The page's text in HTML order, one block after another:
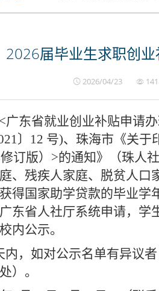
2026届毕业生求职创
2026/04/23
东省就业创业补贴申请
〕12 号)、珠海市《关于
订版） >的通知》（珠人
、残疾人家庭、脱贫人口
得国家助学贷款的毕业学
东省人社厅系统申请，学
内公示。
，如对公示名单有异议
）。